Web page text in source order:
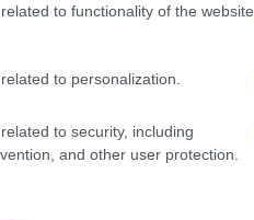
to functionality of the website
to personalization.
to security, including
and other user protection.